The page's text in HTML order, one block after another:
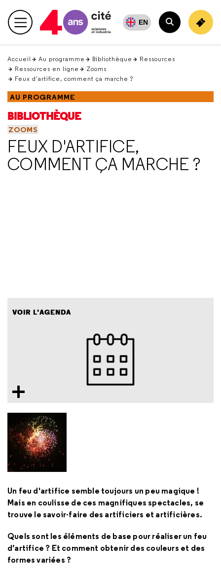
en
haut Menu principal EN
Rechercher
Accueil Au programme Bibliothèque
Ressources
Ressources en ligne
Zooms
Feux d'artifice, comment ça marche ?
AU PROGRAMME
BIBLIOTHÈQUE
ZOOMS
FEUX D'ARTIFICE,
COMMENT ÇA MARCHE ?
VOIR L'AGENDA
Un feu d'artifice semble toujours un peu magique !
Mais en coulisse de ces magnifiques spectacles, se
trouve le savoir-faire des artificiers et artificières.
Quels sont les éléments de base pour réaliser un feu
d’artifice ? Et comment obtenir des couleurs et des
formes variées ?